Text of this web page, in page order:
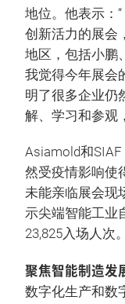
地位。他表示：
创新活力的展会
地区，包括小鹏
我觉得今年展会
明了很多企业仍
解、学习和参观
Asiamold和
然受疫情影响使
未能亲临展会现
示尖端智能工业
23,825入场人次。
聚焦智能制造发
数字化生产和数